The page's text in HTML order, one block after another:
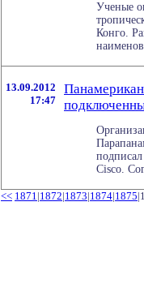
Ученые
Конго.
13.09.2012
17:47
Cisco.
<< 1871|1872|1873|1874|1875